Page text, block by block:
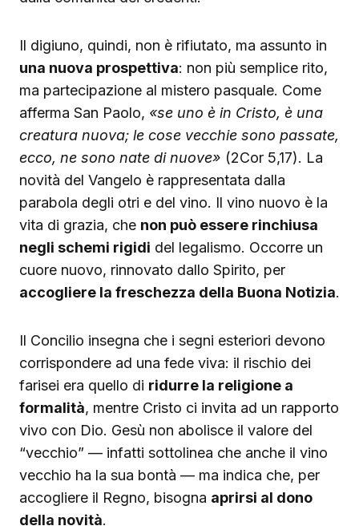
Il digiuno, quindi, non è rifiutato, ma assunto in
una nuova prospettiva: non più semplice rito,
ma partecipazione al mistero pasquale. Come
afferma San Paolo, «se uno è in Cristo, è una
creatura nuova; le cose vecchie sono passate,
ecco, ne sono nate di nuove» (2Cor 5,17). La
novità del Vangelo è rappresentata dalla
parabola degli otri e del vino. Il vino nuovo è la
vita di grazia, che non può essere rinchiusa
negli schemi rigidi del legalismo. Occorre un
cuore nuovo, rinnovato dallo Spirito, per
accogliere la freschezza della Buona Notizia.
Il Concilio insegna che i segni esteriori devono
corrispondere ad una fede viva: il rischio dei
farisei era quello di ridurre la religione a
formalità, mentre Cristo ci invita ad un rapporto
vivo con Dio. Gesù non abolisce il valore del
“vecchio” — infatti sottolinea che anche il vino
vecchio ha la sua bontà — ma indica che, per
accogliere il Regno, bisogna aprirsi al dono
della novità.